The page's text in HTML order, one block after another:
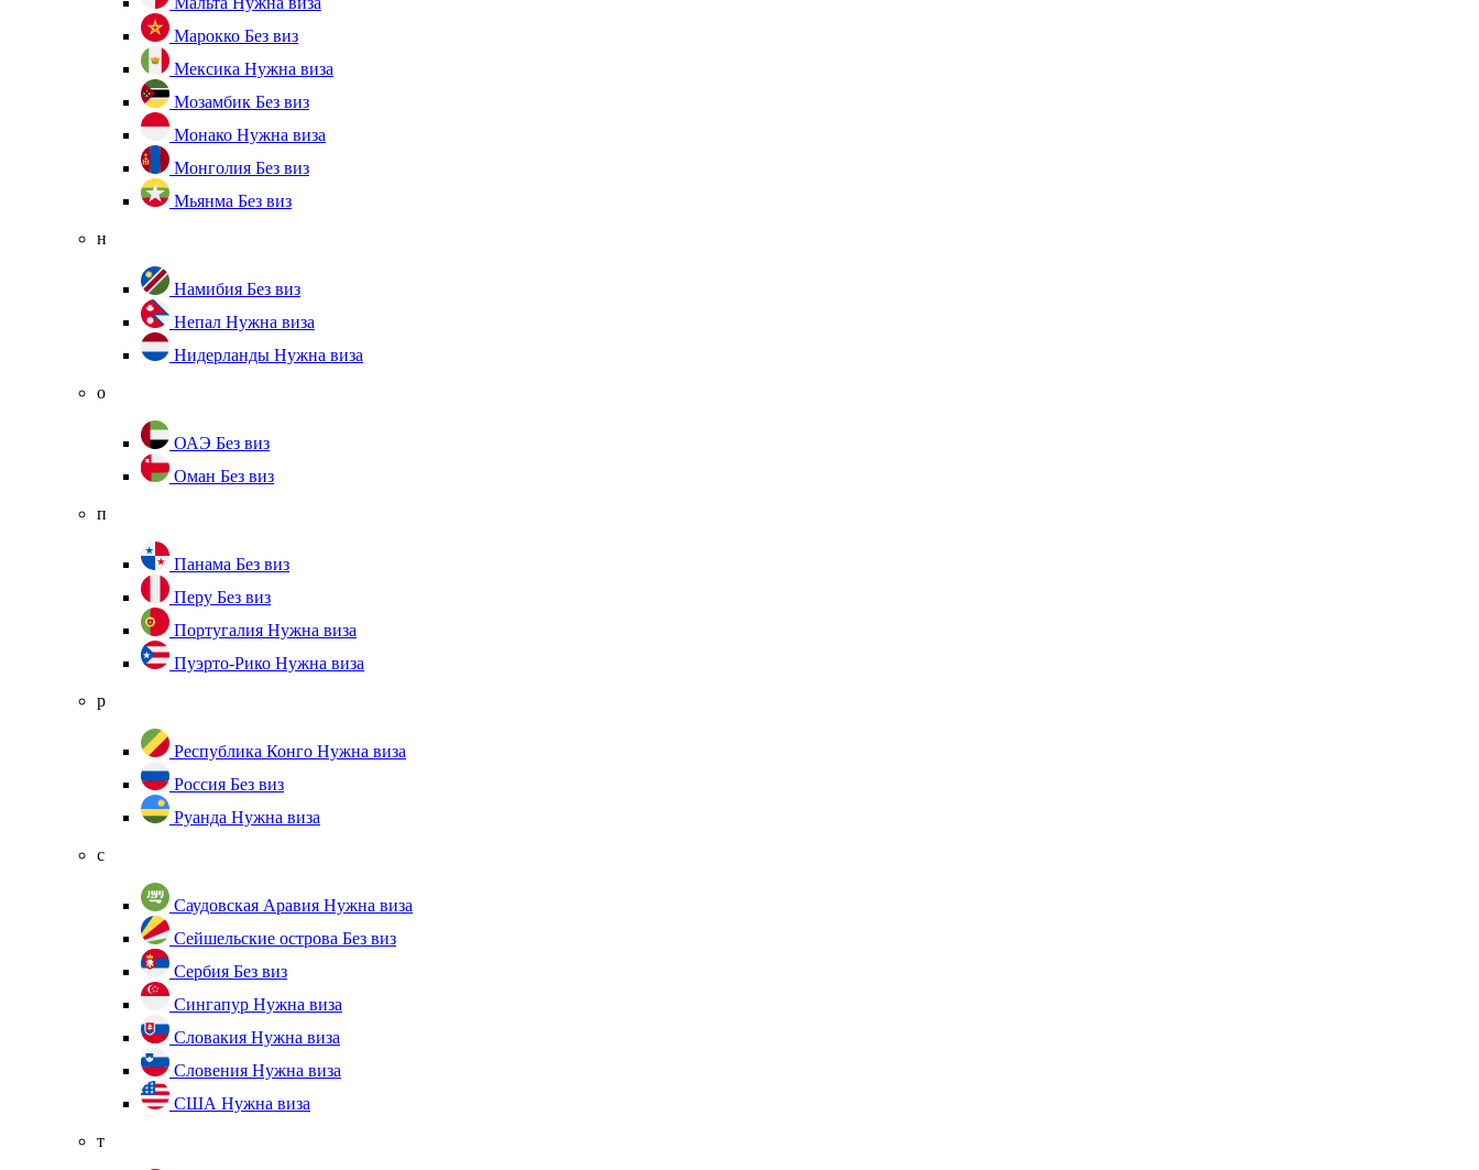
Марокко Без виз
Мексика Нужна виза
Мозамбик Без виз
Монако Нужна виза
Монголия Без виз
Мьянма Без виз
н
Намибия Без виз
Непал Нужна виза
Нидерланды Нужна виза
о
ОАЭ Без виз
Оман Без виз
п
Панама Без виз
Перу Без виз
Португалия Нужна виза
Пуэрто-Рико Нужна виза
р
Республика Конго Нужна виза
Россия Без виз
Руанда Нужна виза
с
Саудовская Аравия Нужна виза
Сейшельские острова Без виз
Сербия Без виз
Сингапур Нужна виза
Словакия Нужна виза
Словения Нужна виза
США Нужна виза
т